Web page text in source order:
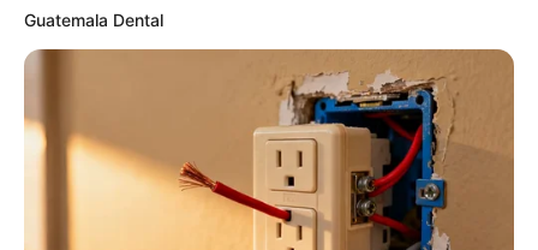
FOLLOW US
Copyright © 2016
เพื่อการนำเสนอเนื้อหาที่ดี รวมถึงการจัดการข้อมูลส่วนบุคคล เพื่อให้คุณได้รับ
ประสบการณ์ที่ดีบนบริการของเว็บไซต์เรา หากคุณใช้บริการเว็บไซต์นี้ต่อไปโดย
ไม่มีการปรับตั้งค่าใดๆนั้น แสดงว่าคุณยอมรับนโยบายคุกกี้และนโยบายส่วน
Guatemala Dental